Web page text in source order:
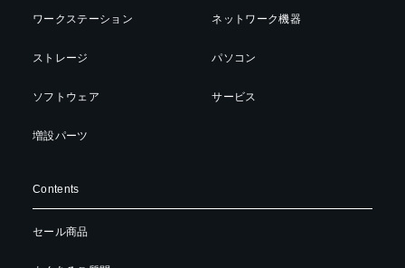
ワークステーション
ストレージ
ソフトウェア
増設パーツ
ネットワーク機器
パソコン
サービス
Contents
セール商品